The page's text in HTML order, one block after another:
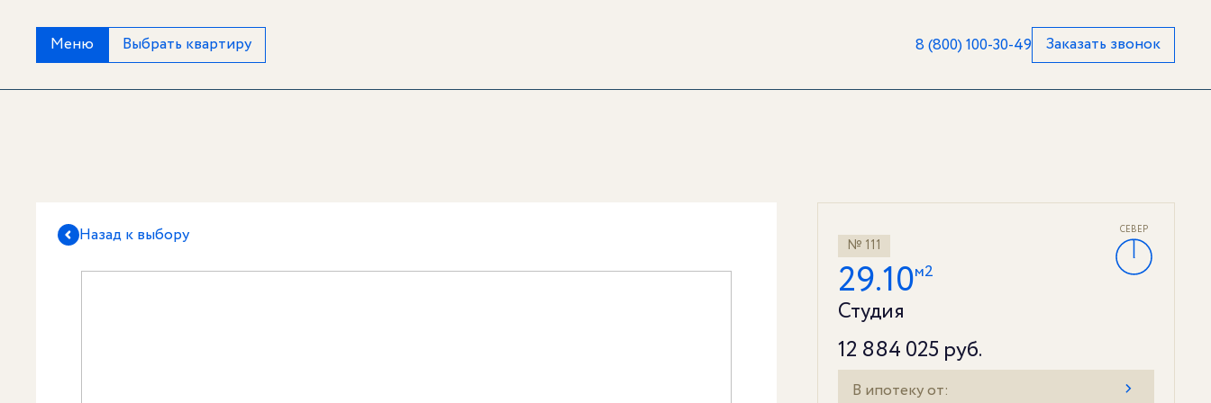
Меню Выбрать квартиру 8 (800) 100-30-49 Заказать звонок
Назад к выбору СЕВЕР
№ 111
29.10м2
Студия
12 884 025 руб.
В ипотеку от: